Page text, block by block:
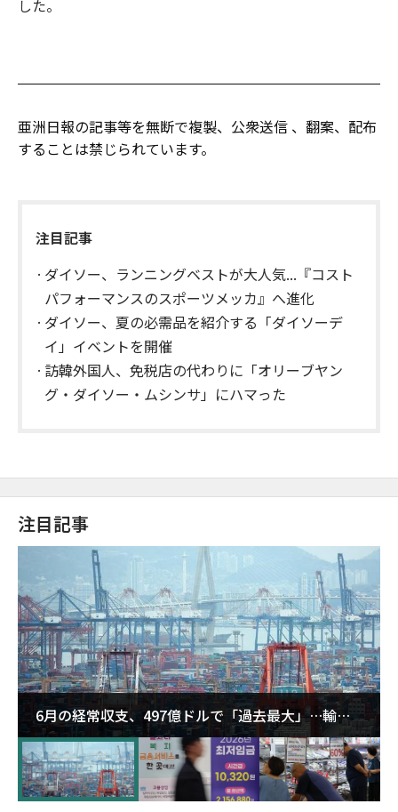
した。
亜洲日報の記事等を無断で複製、公衆送信 、翻案、配布
することは禁じられています。
注目記事
ダイソー、ランニングベストが大人気...『コスト
パフォーマンスのスポーツメッカ』へ進化
ダイソー、夏の必需品を紹介する「ダイソーデ
イ」イベントを開催
訪韓外国人、免税店の代わりに「オリーブヤン
グ・ダイソー・ムシンサ」にハマった
注目記事
6月の経常収支、497億ドルで「過去最大」…輸出
が初の1000億ドル突破